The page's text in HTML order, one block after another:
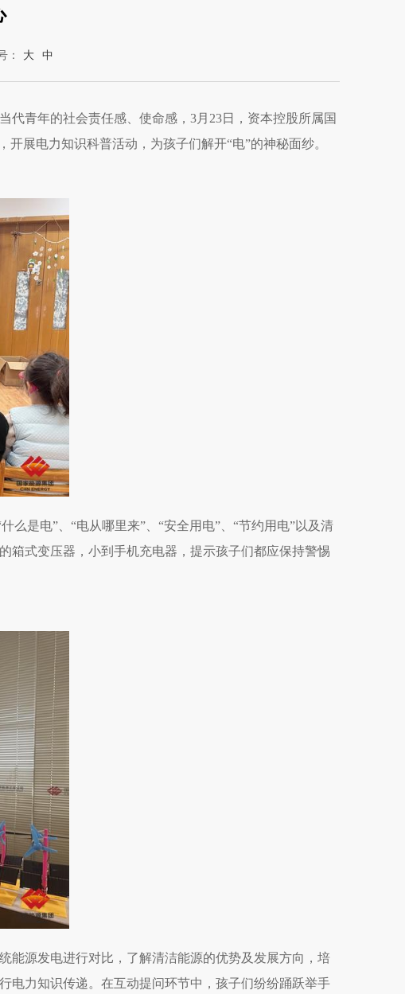
： 大 中
青年的社会责任感、使命感，3月23日，资本控股所属国
展电力知识科普活动，为孩子们解开“电”的神秘面纱。
是电”、“电从哪里来”、“安全用电”、“节约用电”以及清
箱式变压器，小到手机充电器， 提示孩子们都应保持警惕
能源发电进行对比，了解清洁能源的优势及发展方向，培
电力知识传递。在互动提问环节中，孩子们纷纷踊跃举手